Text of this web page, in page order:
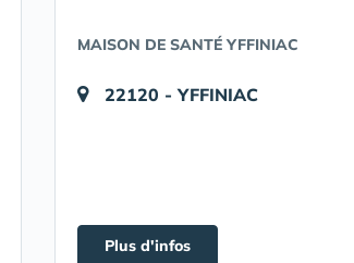
MAISON DE SANTÉ YFFINIAC
22120 - YFFINIAC
Plus d'infos